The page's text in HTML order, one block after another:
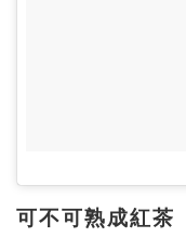
可不可熟成紅茶